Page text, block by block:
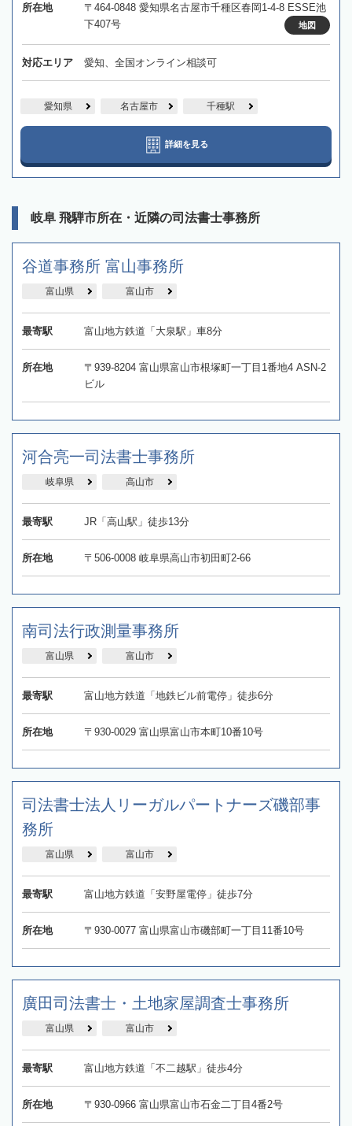
所在地
〒464-0848 愛知県名古屋市千種区春岡1-4-8 ESSE池
下407号
地図
対応エリア 愛知、全国オンライン相談可
愛知県 名古屋市 千種駅
詳細を見る
岐阜 飛騨市所在・近隣の司法書士事務所
谷道事務所 富山事務所
富山県 富山市
最寄駅 富山地方鉄道「大泉駅」車8分
所在地
〒939-8204 富山県富山市根塚町一丁目1番地4 ASN-2
ビル
河合亮一司法書士事務所
岐阜県 高山市
最寄駅 JR「高山駅」徒歩13分
所在地 〒506-0008 岐阜県高山市初田町2-66
南司法行政測量事務所
富山県 富山市
最寄駅 富山地方鉄道「地鉄ビル前電停」徒歩6分
所在地 〒930-0029 富山県富山市本町10番10号
司法書士法人リーガルパートナーズ磯部事
務所
富山県 富山市
最寄駅 富山地方鉄道「安野屋電停」徒歩7分
所在地 〒930-0077 富山県富山市磯部町一丁目11番10号
廣田司法書士・土地家屋調査士事務所
富山県 富山市
最寄駅 富山地方鉄道「不二越駅」徒歩4分
所在地 〒930-0966 富山県富山市石金二丁目4番2号